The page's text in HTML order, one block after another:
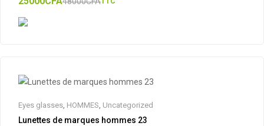
Eyes glasses, HOMMES, Uncategorized
Lunettes de marques hommes 23